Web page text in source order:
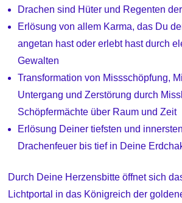
Drachen sind Hüter und Regenten
Erlösung von allem Karma, das Du
angetan hast oder erlebt hast durch
Gewalten
Transformation von Missschöpfung,
Untergang und Zerstörung durch
Schöpfermächte über Raum und Zeit
Erlösung Deiner tiefsten und
Drachenfeuer bis tief in Deine
Durch Deine Herzensbitte öffnet sich
Lichtportal in das Königreich der